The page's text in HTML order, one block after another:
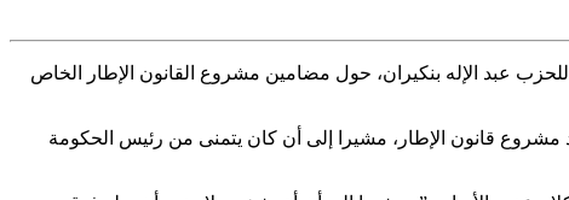
للحزب عبد الإله بنكيران، حول مضامين مشروع القانون الإطار الخاص
مشروع قانون الإطار، مشيرا إلى أن كان يتمنى من رئيس الحكومة